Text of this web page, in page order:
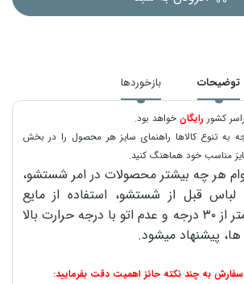
توضیحات بازخوردها
کشور رایگانخواهد بود.
به تنوع کالاها راهنمای سایز هر محصول را در بخش
مناسب خود هماهنگ کنید.
هر چه بیشتر محصولات در امر شستشو،
قبل از شستشو، استفاده از مایع
شوینده، آب گرم کمتر از ۳۰ درجه و عدم اتو با درجه حرارت بالا
پیشنهاد میشود.
به چند نکته حائز اهمیت دقت بفرمایید: